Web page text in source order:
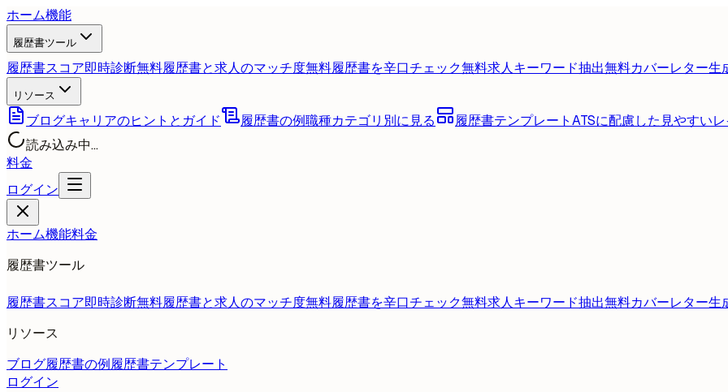
ホーム機能
履歴書ツール
履歴書スコア即時診断無料履歴書と求人のマッチ度無料履歴書を辛口チェック無料求人キーワード抽出無料カバーレター生
リソース
ブログキャリアのヒントとガイド 履歴書の例職種カテゴリ別に見る 履歴書テンプレートATSに配慮した見やすいレ
読み込み中...
料金
ログイン
ホーム機能料金
履歴書ツール
履歴書スコア即時診断無料履歴書と求人のマッチ度無料履歴書を辛口チェック無料求人キーワード抽出無料カバーレター生
リソース
ブログ履歴書の例履歴書テンプレート
ログイン